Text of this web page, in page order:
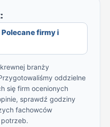
firmy i
branży
oddzielne
się firm ocenionych
sprawdź godziny
fachowców